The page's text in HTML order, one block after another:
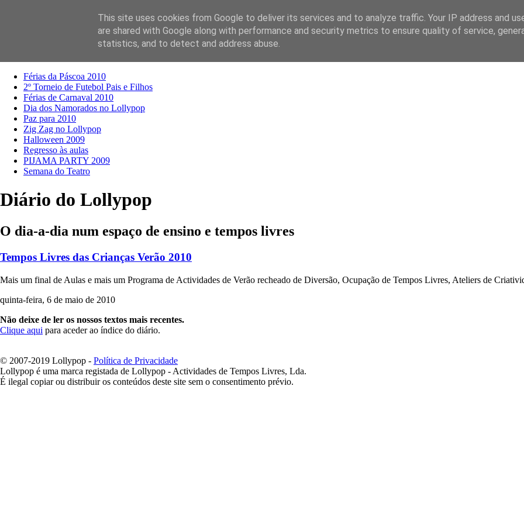
Férias da Páscoa 2010
2º Torneio de Futebol Pais e Filhos
Férias de Carnaval 2010
Dia dos Namorados no Lollypop
Paz para 2010
Zig Zag no Lollypop
Halloween 2009
Regresso às aulas
PIJAMA PARTY 2009
Semana do Teatro
Diário do Lollypop
O dia-a-dia num espaço de ensino e tempos livres
Tempos Livres das Crianças Verão 2010
Mais um final de Aulas e mais um Programa de Actividades de Verão recheado de Diversão, Ocupação de Tempos Livres, Ateliers de
quinta-feira, 6 de maio de 2010
Não deixe de ler os nossos textos mais recentes.
Clique aqui para aceder ao índice do diário.
© 2007-2019 Lollypop - Política de Privacidade
Lollypop é uma marca registada de Lollypop - Actividades de Tempos Livres, Lda.
É ilegal copiar ou distribuir os conteúdos deste site sem o consentimento prévio.
This site uses cookies from Google to deliver its services and to analyze traffic. Your IP address and
are shared with Google along with performance and security metrics to ensure quality of service,
statistics, and to detect and address abuse.